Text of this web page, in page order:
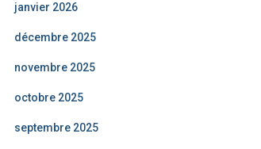
janvier 2026
décembre 2025
novembre 2025
octobre 2025
septembre 2025